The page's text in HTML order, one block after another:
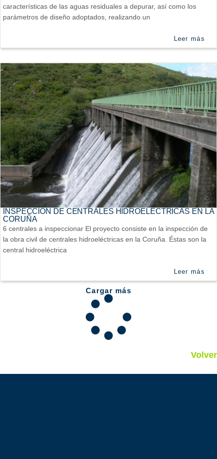
características de las aguas residuales a depurar, así como los
parámetros de diseño adoptados, realizando un
Leer más
INSPECCIÓN DE CENTRALES HIDROELÉCTRICAS EN LA
CORUÑA
6 centrales a inspeccionar El proyecto consiste en la inspección de
la obra civil de centrales hidroeléctricas en la Coruña. Éstas son la
central hidroeléctrica
Leer más
Cargar más
Volver